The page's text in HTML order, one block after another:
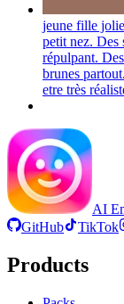
jeune fille
petit nez. Des
répulpant.
brunes
etre très
AI
GitHub
TikTok
Products